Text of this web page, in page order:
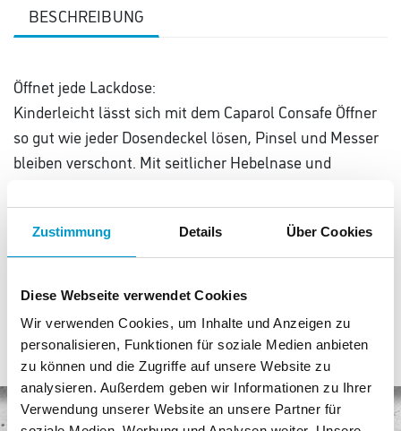
Zustimmung Details Über Cookies
Diese Webseite verwendet Cookies
Wir verwenden Cookies, um Inhalte und Anzeigen zu
personalisieren, Funktionen für soziale Medien anbieten
zu können und die Zugriffe auf unsere Website zu
analysieren. Außerdem geben wir Informationen zu Ihrer
Verwendung unserer Website an unsere Partner für
BESCHREIBUNG
Öffnet jede Lackdose:
Kinderleicht lässt sich mit dem Caparol Consafe Öffner
so gut wie jeder Dosendeckel lösen, Pinsel und Messer
bleiben verschont. Mit seitlicher Hebelnase und
Material: rostfreier Stahl.